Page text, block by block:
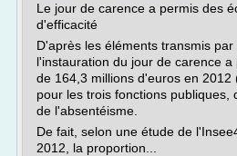
Le jour de carence a permis des
d'efficacité
D'après les éléments transmis par
l'instauration du jour de carence
de 164,3 millions d'euros en 2012
pour les trois fonctions publiques,
de l'absentéisme.
De fait, selon une étude de
2012, la proportion...